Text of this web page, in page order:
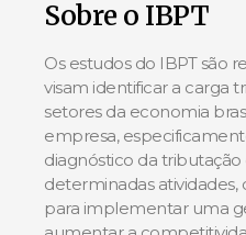
Sobre o IBPT
Os estudos do IBPT são
visam identificar a carga
setores da economia
empresa,
diagnóstico da
determinadas atividades,
para implementar uma